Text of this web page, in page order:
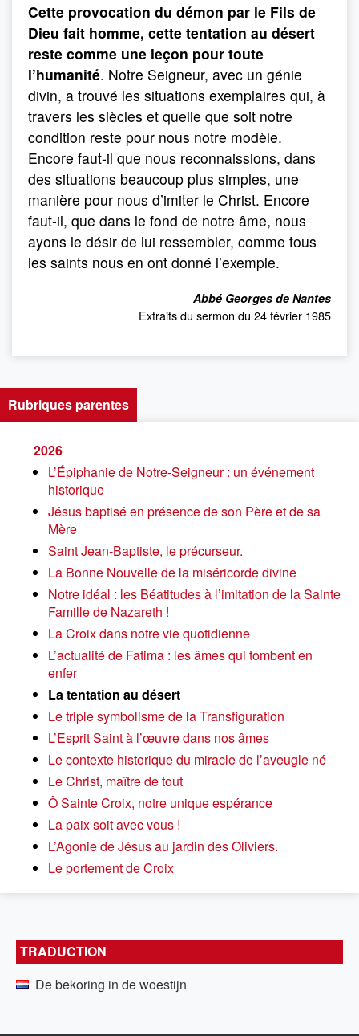
Cette provocation du démon par le Fils de
Dieu fait homme, cette tentation au désert
reste comme une leçon pour toute
l’humanité. Notre Seigneur, avec un génie
divin, a trouvé les situations exemplaires qui, à
travers les siècles et quelle que soit notre
condition reste pour nous notre modèle.
Encore faut-il que nous reconnaissions, dans
des situations beaucoup plus simples, une
manière pour nous d’imiter le Christ. Encore
faut-il, que dans le fond de notre âme, nous
ayons le désir de lui ressembler, comme tous
les saints nous en ont donné l’exemple.
Abbé Georges de Nantes
Extraits du sermon du 24 février 1985
Rubriques parentes
2026
L’Épiphanie de Notre-Seigneur : un événement
historique
Jésus baptisé en présence de son Père et de sa
Mère
Saint Jean-Baptiste, le précurseur.
La Bonne Nouvelle de la miséricorde divine
Notre idéal : les Béatitudes à l’imitation de la Sainte
Famille de Nazareth !
La Croix dans notre vie quotidienne
L’actualité de Fatima : les âmes qui tombent en
enfer
La tentation au désert
Le triple symbolisme de la Transfiguration
L’Esprit Saint à l’œuvre dans nos âmes
Le contexte historique du miracle de l’aveugle né
Le Christ, maître de tout
Ô Sainte Croix, notre unique espérance
La paix soit avec vous !
L’Agonie de Jésus au jardin des Oliviers.
Le portement de Croix
TRADUCTION
De bekoring in de woestijn